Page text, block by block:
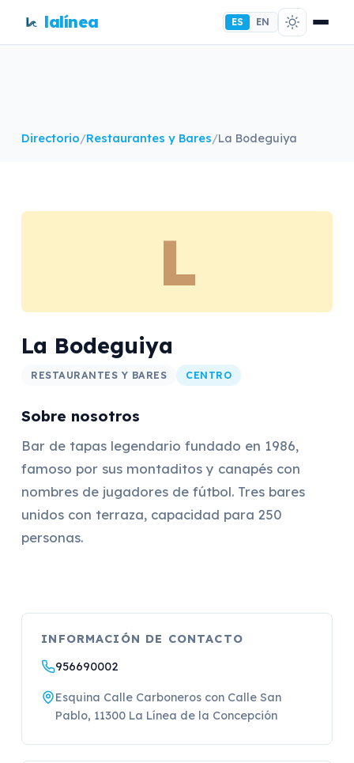
lalínea ES EN
Directorio/Restaurantes y Bares/La Bodeguiya
L
La Bodeguiya
RESTAURANTES Y BARES CENTRO
Sobre nosotros
Bar de tapas legendario fundado en 1986,
famoso por sus montaditos y canapés con
nombres de jugadores de fútbol. Tres bares
unidos con terraza, capacidad para 250
personas.
INFORMACIÓN DE CONTACTO
956690002
Esquina Calle Carboneros con Calle San
Pablo, 11300 La Línea de la Concepción